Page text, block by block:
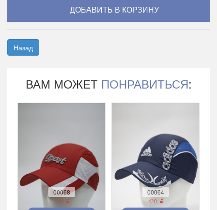
Назад
ВАМ МОЖЕТ ПОНРАВИТЬСЯ:
00068
420 r
00064
420 r